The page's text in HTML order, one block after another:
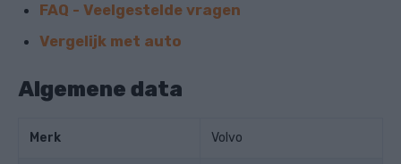
FAQ - Veelgestelde vragen
Vergelijk met auto
Algemene data
Merk Volvo